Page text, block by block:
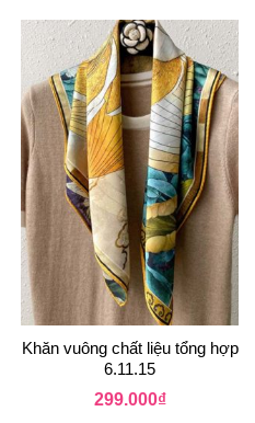
Khăn vuông chất liệu tổng hợp
6.11.15
299.000₫